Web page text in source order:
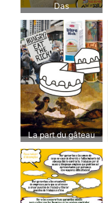
Das
Grundeinkommen ist
möglich
La part du gâteau